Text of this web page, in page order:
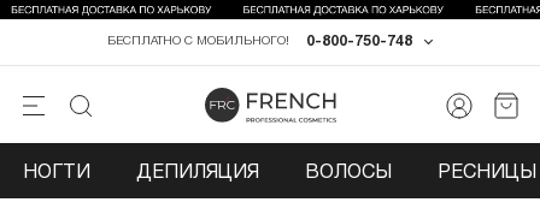
0-800-750-748
БЕСПЛАТНО С МОБИЛЬНОГО!
НОГТИ ДЕПИЛЯЦИЯ ВОЛОСЫ РЕСНИЦЫ